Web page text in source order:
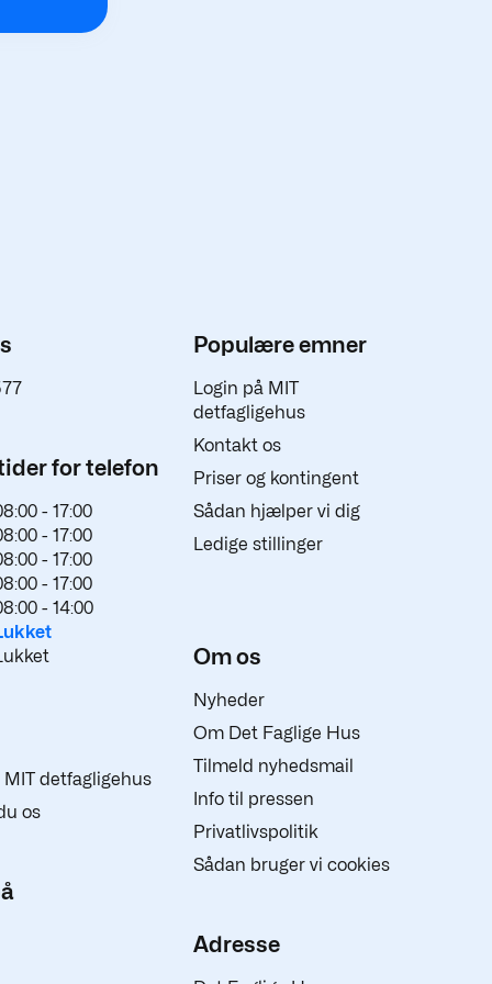
for telefon
- 17:00
- 17:00
- 17:00
- 17:00
- 14:00
MIT detfagligehus
os
Populære emner
Login på MIT
detfagligehus
Kontakt os
Priser og kontingent
Sådan hjælper vi dig
Ledige stillinger
Om os
Nyheder
Om Det Faglige Hus
Tilmeld nyhedsmail
Info til pressen
Privatlivspolitik
Sådan bruger vi cookies
Adresse